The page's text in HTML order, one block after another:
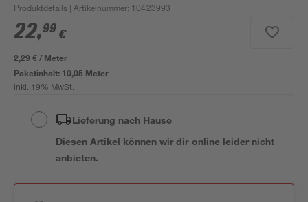
Produktdetails | Artikelnummer: 10423993
22,99 €
2,29 € / Meter
Paketinhalt: 10,05 Meter
inkl. 19% MwSt.
Lieferung nach Hause
Diesen Artikel können wir dir online leider nicht
anbieten.